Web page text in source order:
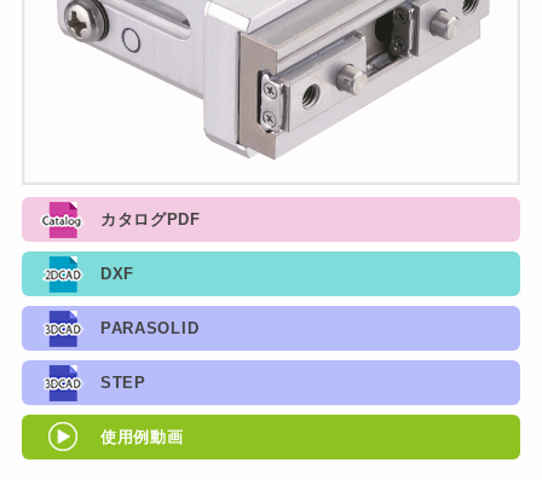
カタログPDF
DXF
PARASOLID
STEP
使用例動画